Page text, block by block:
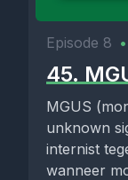
Episode 8 •
45.
MGUS
unknown
internist
wanneer